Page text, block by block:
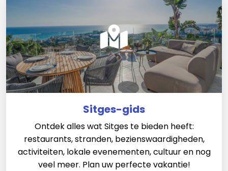
Sitges-gids
Ontdek alles wat Sitges te bieden heeft:
restaurants, stranden, bezienswaardigheden,
activiteiten, lokale evenementen, cultuur en nog
veel meer. Plan uw perfecte vakantie!